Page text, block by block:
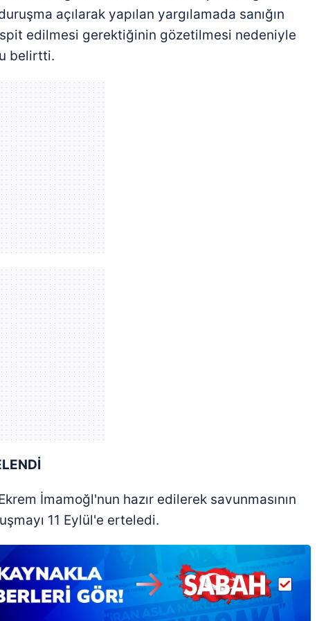
kullanılan çerezlerle ilgili bilgi almak için lütfen
tıklayınız
açılarak yapılan yargılamada sanığın
edilmesi gerektiğinin gözetilmesi nedeniyle
belirtti.
İmamoğl'nun hazır edilerek savunmasının
11 Eylül'e erteledi.